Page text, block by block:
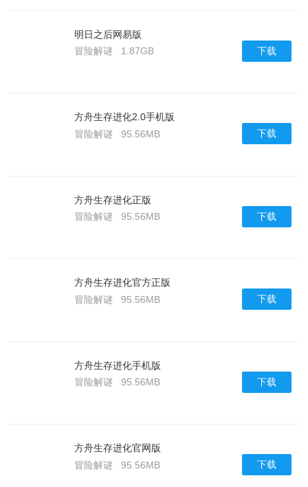
明日之后网易版
冒险解谜
1.87GB 下载
方舟生存进化2.0手机版
冒险解谜
95.56MB 下载
方舟生存进化正版
冒险解谜
95.56MB 下载
方舟生存进化官方正版
冒险解谜
95.56MB 下载
方舟生存进化手机版
冒险解谜
95.56MB 下载
方舟生存进化官网版
冒险解谜
95.56MB 下载